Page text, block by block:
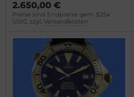
2.650,00 €
Preise sind Endpreise gem. §25a
UStG zzgl. Versandkosten